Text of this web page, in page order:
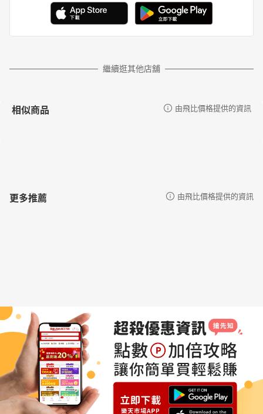
繼續逛其他店舖
相似商品 由飛比價格提供的資訊
更多推薦 由飛比價格提供的資訊